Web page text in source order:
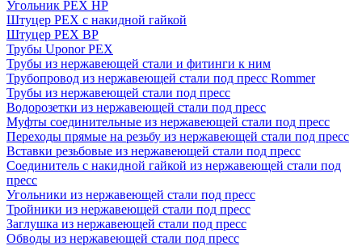
Угольник PEX НР
Штуцер PEX c накидной гайкой
Штуцер PEX ВР
Трубы Uponor PEX
Трубы из нержавеющей стали и фитинги к ним
Трубопровод из нержавеющей стали под пресс Rommer
Трубы из нержавеющей стали под пресс
Водорозетки из нержавеющей стали под пресс
Муфты соединительные из нержавеющей стали под пресс
Переходы прямые на резьбу из нержавеющей стали под пресс
Вставки резьбовые из нержавеющей стали под пресс
Соединитель с накидной гайкой из нержавеющей стали под
пресс
Угольники из нержавеющей стали под пресс
Тройники из нержавеющей стали под пресс
Заглушка из нержавеющей стали под пресс
Обводы из нержавеющей стали под пресс